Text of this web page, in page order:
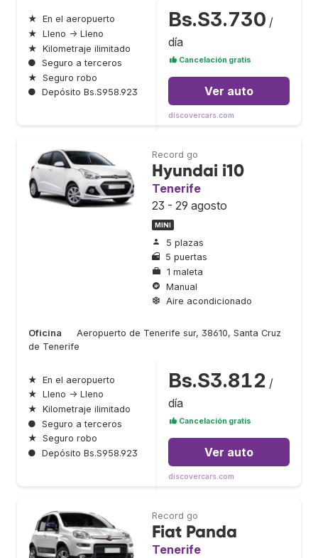
★ En el aeropuerto
★ Lleno → Lleno
★ Kilometraje ilimitado
● Seguro a terceros
★ Seguro robo
● Depósito Bs.S958.923
Bs.S3.730 /
día
Cancelación gratis
Ver auto
discovercars.com
Record go
Hyundai i10
Tenerife
23 - 29 agosto
MINI
5 plazas
5 puertas
1 maleta
Manual
Aire acondicionado
Oficina
Aeropuerto de Tenerife sur, 38610, Santa Cruz
de Tenerife
★ En el aeropuerto
★ Lleno → Lleno
★ Kilometraje ilimitado
● Seguro a terceros
★ Seguro robo
● Depósito Bs.S958.923
Bs.S3.812 /
día
Cancelación gratis
Ver auto
discovercars.com
Record go
Fiat Panda
Tenerife